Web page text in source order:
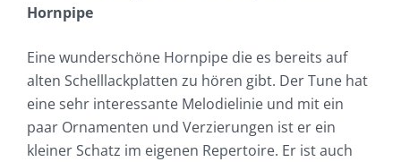
Hornpipe
Eine wunderschöne Hornpipe die es bereits auf
alten Schelllackplatten zu hören gibt. Der Tune hat
eine sehr interessante Melodielinie und mit ein
paar Ornamenten und Verzierungen ist er ein
kleiner Schatz im eigenen Repertoire. Er ist auch